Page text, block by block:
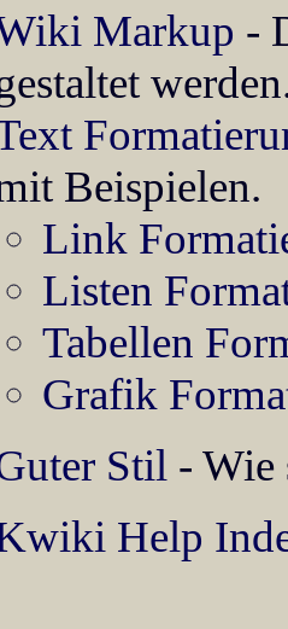
Markup -
Beispielen.
Link
Listen
Tabellen
Grafik
Stil - Wie
Help